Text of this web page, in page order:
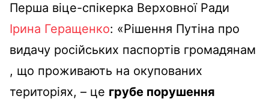
Перша віце-спікерка Верховної Ради
Ірина Геращенко: «Рішення Путіна про
видачу російських паспортів громадянам
, що проживають на окупованих
територіях, – це грубе порушення